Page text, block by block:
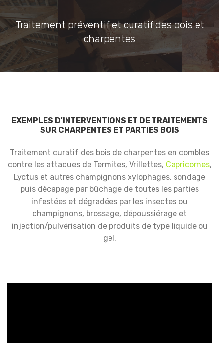
Traitement préventif et curatif des bois et
charpentes
EXEMPLES D'INTERVENTIONS ET DE TRAITEMENTS
SUR CHARPENTES ET PARTIES BOIS
Traitement curatif des bois de charpentes en combles
contre les attaques de Termites, Vrillettes, Capricornes,
Lyctus et autres champignons xylophages, sondage
puis décapage par bûchage de toutes les parties
infestées et dégradées par les insectes ou
champignons, brossage, dépoussiérage et
injection/pulvérisation de produits de type liquide ou
gel.